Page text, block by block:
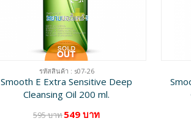
รหัสสินค้า : s07-26
Smooth E Extra Sensitive Deep
Cleansing Oil 200 ml.
595 บาท549 บาท